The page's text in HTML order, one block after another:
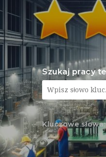
Szukaj pracy
Kluczowe słowa: